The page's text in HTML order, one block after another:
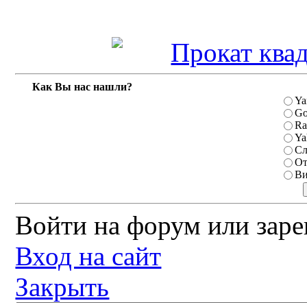
Как Вы нас нашли?
Войти на форум или
Вход на сайт
Закрыть